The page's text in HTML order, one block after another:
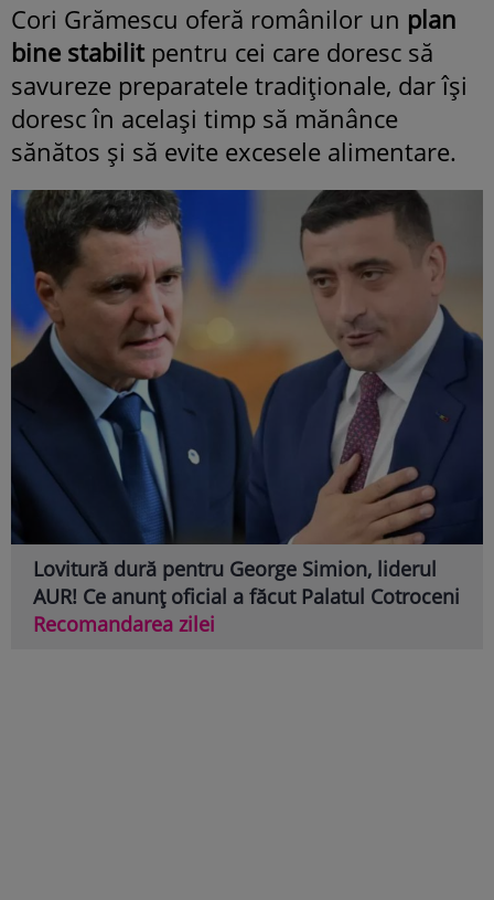
Cori Grămescu oferă românilor un plan
bine stabilitpentru cei care doresc să
savureze preparatele tradiționale, dar își
doresc în același timp să mănânce
sănătos și să evite excesele alimentare.
Lovitură dură pentru George Simion, liderul
AUR! Ce anunț oficial a făcut Palatul Cotroceni
Recomandarea zilei